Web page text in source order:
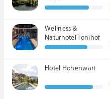
Wellness &
Naturhotel Tonihof
****S
Hotel Hohenwart